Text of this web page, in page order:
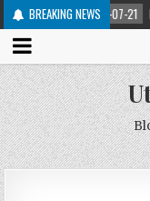
BREAKING NEWS
07-21 Niềng Răng Mắc